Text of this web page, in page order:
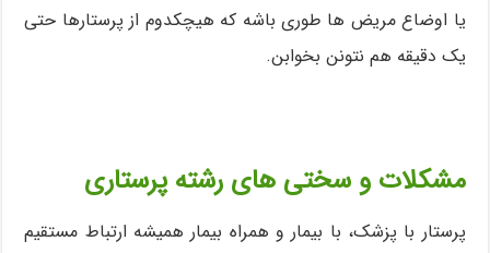
یا اوضاع مریض ها طوری باشه که هیچکدوم از پرستارها حتی
یک دقیقه هم نتونن بخوابن.
مشکلات و سختی های رشته پرستاری
پرستار با پزشک، با بیمار و همراه بیمار همیشه ارتباط مستقیم